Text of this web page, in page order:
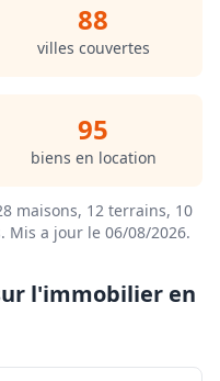
88
villes couvertes
95
biens en location
maisons, 12 terrains, 10
Mis a jour le 06/08/2026.
l'immobilier en